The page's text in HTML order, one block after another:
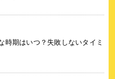
時期はいつ？失敗しないタイミ